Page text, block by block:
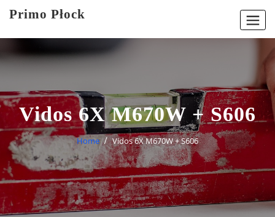
Primo Płock
Vidos 6X M670W + S606
Home Vidos 6X M670W + S606